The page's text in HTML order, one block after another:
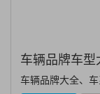
车辆品牌车型
车辆品牌大全、